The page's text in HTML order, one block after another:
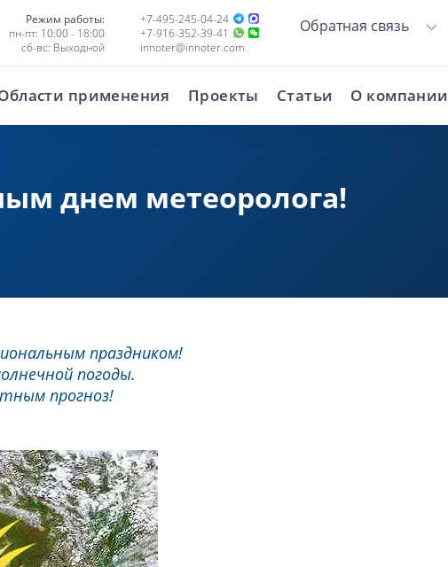
Режим работы:
пн-пт: 10:00 - 18:00
сб-вс: Выходной
+7-495-245-04-24
+7-916-352-39-41
innoter@innoter.com
Обратная связь
применения Проекты Статьи О компании
днем метеоролога!
праздником!
погоды.
прогноз!